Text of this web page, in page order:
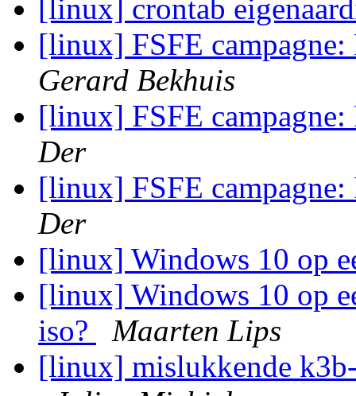
[linux] crontab
[linux] FSFE
Gerard Bekhuis
[linux] FSFE
Der
[linux] FSFE
Der
[linux] Windows 10 op
[linux] Windows 10 op
iso?
Maarten Lips
[linux] mislukkende